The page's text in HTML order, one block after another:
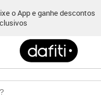
o App e ganhe descontos